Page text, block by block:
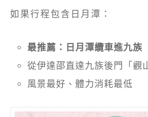
如果行程包含日月潭：
最推薦：日月潭纜車進九族
從伊達邵直達九族後門「觀
風景最好、體力消耗最低